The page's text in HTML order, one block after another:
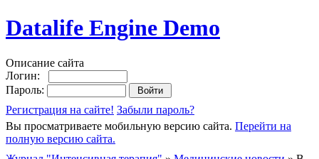
Datalife Engine Demo
Описание сайта
Логин:
Пароль:
Регистрация на сайте! Забыли пароль?
Вы просматриваете мобильную версию сайта. Перейти на
полную версию сайта.